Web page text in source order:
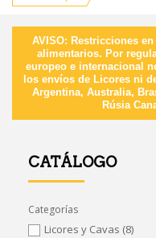
AVISO: Restricciones
alimentarios. Por
europeo e internacional
los envíos de Licores ni
Argentina, Australia,
Rúsia
CATÁLOGO
Categorías
Licores y Cavas (8)